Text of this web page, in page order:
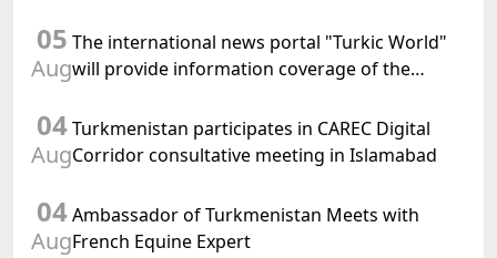
of International Law, 2028" was held in Baku
05
Aug
The international news portal "Turkic World"
will provide information coverage of the
meeting of the Halk Maslahaty of
Turkmenistan
04
Aug
Turkmenistan participates in CAREC Digital
Corridor consultative meeting in Islamabad
04
Aug
Ambassador of Turkmenistan Meets with
French Equine Expert